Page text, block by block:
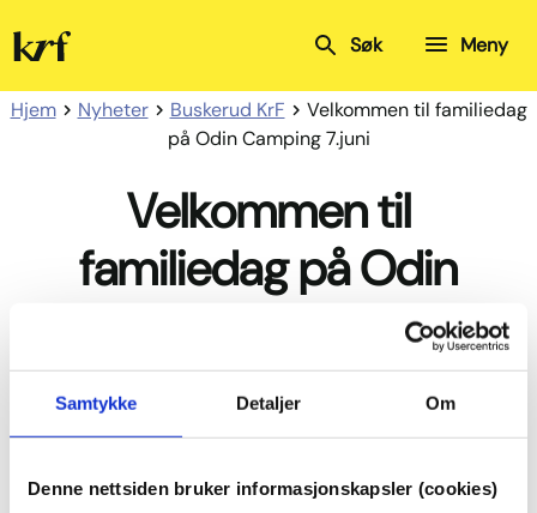
Samtykke Detaljer Om
Denne nettsiden bruker informasjonskapsler (cookies)
Kristelig
Folkeparti Meny
Søk
Hjem Nyheter Buskerud KrF
Velkommen til familiedag
på Odin Camping 7.juni
Velkommen til
familiedag på Odin
Camping 7.juni